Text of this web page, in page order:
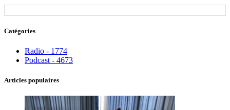
Catégories
Radio - 1774
Podcast - 4673
Articles populaires